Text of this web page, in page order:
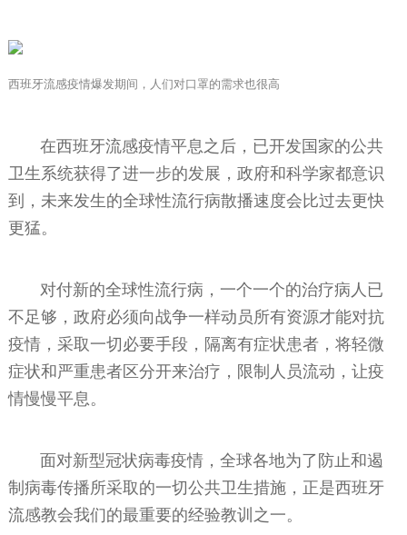
西班牙流感疫情爆发期间，人们对口罩的需求也很高
在西班牙流感疫情平息之后，已开发国家的公共
卫生系统获得了进一步的发展，政府和科学家都意识
到，未来发生的全球性流行病散播速度会比过去更快
更猛。
对付新的全球性流行病，一个一个的治疗病人已
不足够，政府必须向战争一样动员所有资源才能对抗
疫情，采取一切必要手段，隔离有症状患者，将轻微
症状和严重患者区分开来治疗，限制人员流动，让疫
情慢慢平息。
面对新型冠状病毒疫情，全球各地为了防止和遏
制病毒传播所采取的一切公共卫生措施，正是西班牙
流感教会我们的最重要的经验教训之一。